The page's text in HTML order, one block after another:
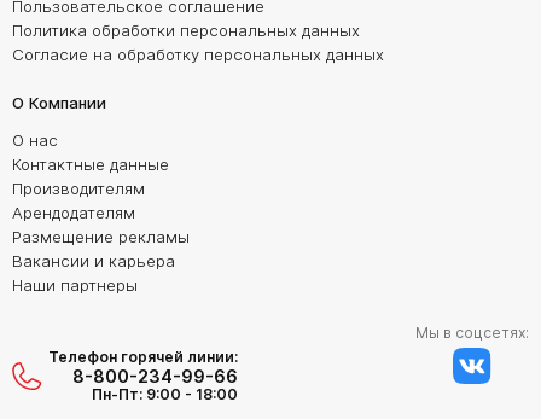
Пользовательское соглашение
Политика обработки персональных данных
Согласие на обработку персональных данных
О Компании
О нас
Контактные данные
Производителям
Арендодателям
Размещение рекламы
Вакансии и карьера
Наши партнеры
Телефон горячей линии:
8-800-234-99-66
Пн-Пт: 9:00 - 18:00
Мы в соцсетях: